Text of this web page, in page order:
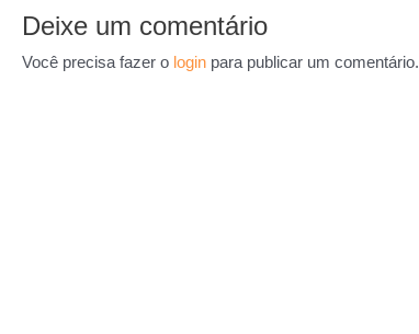
Deixe um comentário
Você precisa fazer o login para publicar um comentário.